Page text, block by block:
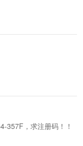
357F，求注册码！！